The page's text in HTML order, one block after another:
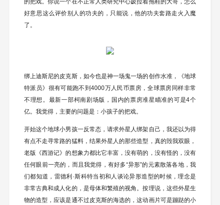
的把戏。你说一个在不正常人类研究中心趿拉着拖鞋的大哥，怎么
好意思这么评价别人的功夫的，只能说，他的功夫套路走火入魔
了。
绑上迪斯尼的皮克斯，如今也是神一场鬼一场的创作水准，《地球
特派员》很有可能跑不到4000万人民币票房，全球票房同样非常
不理想。最新一部柯南剧场版，国内的票房准星瞄准的可是4个
亿。我觉得，主要的问题是：小孩子的把戏。
开始这个地球小男孩一反常态，请求外星人绑架自己，我还以为得
有点不走寻常路的猛料，结果外星人的那些造型，真的毁我双眼，
老版《西游记》的想象力都比它丰富，没有萌的，没有怪的，没有
任何眼前一亮的，而且我觉得，有好多“异形”的元素散落各地，我
们都知道，雷德利·斯科特当初和人谈论异形造型的时候，理念是
非常古典和成人化的，是母体和繁殖的视角。按理说，这些外星生
物的造型，应该是通不过皮克斯的海选的，这动画片可是蹦跶的小